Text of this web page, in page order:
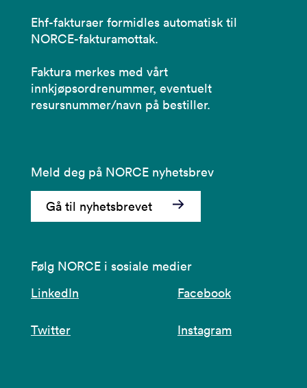
Ehf-fakturaer formidles automatisk til
NORCE-fakturamottak.
Faktura merkes med vårt
innkjøpsordrenummer, eventuelt
resursnummer/navn på bestiller.
Meld deg på NORCE nyhetsbrev
Gå til nyhetsbrevet
Følg NORCE i sosiale medier
LinkedIn
Facebook
Twitter Instagram